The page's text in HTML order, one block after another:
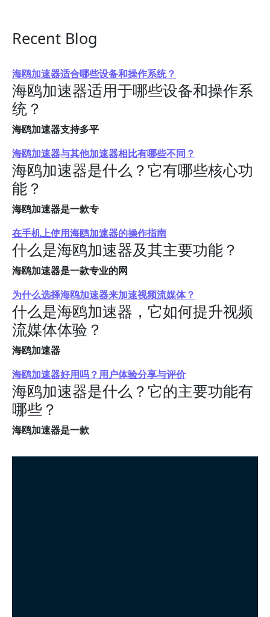
Recent Blog
海鸥加速器适合哪些设备和操作系统？
海鸥加速器适用于哪些设备和操作系
统？
海鸥加速器支持多平
海鸥加速器与其他加速器相比有哪些不同？
海鸥加速器是什么？它有哪些核心功
能？
海鸥加速器是一款专
在手机上使用海鸥加速器的操作指南
什么是海鸥加速器及其主要功能？
海鸥加速器是一款专业的网
为什么选择海鸥加速器来加速视频流媒体？
什么是海鸥加速器，它如何提升视频
流媒体体验？
海鸥加速器
海鸥加速器好用吗？用户体验分享与评价
海鸥加速器是什么？它的主要功能有
哪些？
海鸥加速器是一款